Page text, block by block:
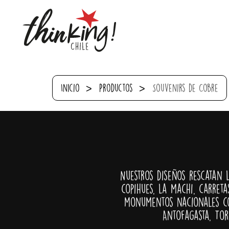
Inicio Productos Souvenirs de Cobre
Nuestros diseños
copihues, la machi,
monumentos nacionales
Antofagasta,